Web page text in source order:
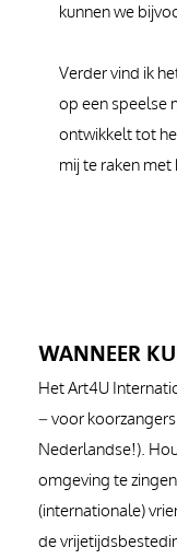
kunnen we
Verder vind ik
op een speelse
ontwikkelt tot
mij te raken met
WANNEER
Het Art4U
– voor
Nederlandse!).
omgeving te
(internationale)
de